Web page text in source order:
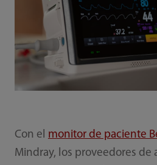
Con el monitor de paciente
Mindray, los proveedores de